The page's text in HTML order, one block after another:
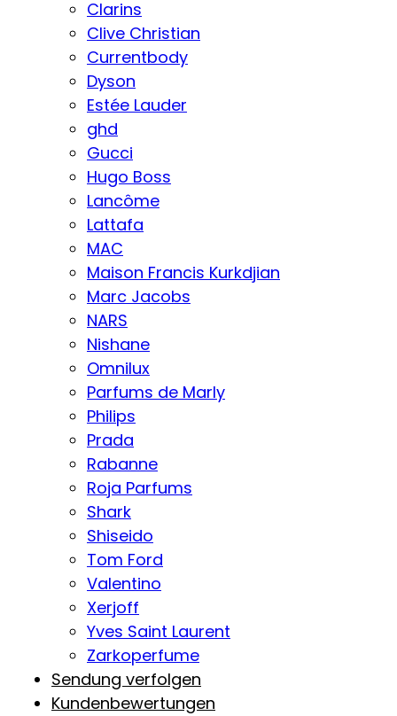
Clarins
Clive Christian
Currentbody
Dyson
Estée Lauder
ghd
Gucci
Hugo Boss
Lancôme
Lattafa
MAC
Maison Francis Kurkdjian
Marc Jacobs
NARS
Nishane
Omnilux
Parfums de Marly
Philips
Prada
Rabanne
Roja Parfums
Shark
Shiseido
Tom Ford
Valentino
Xerjoff
Yves Saint Laurent
Zarkoperfume
Sendung verfolgen
Kundenbewertungen